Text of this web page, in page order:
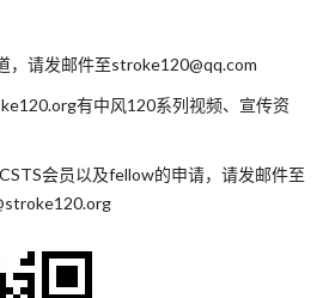
，请发邮件至stroke120@qq.com
有中风120系列视频、宣传资
会员以及fellow的申请，请发邮件至